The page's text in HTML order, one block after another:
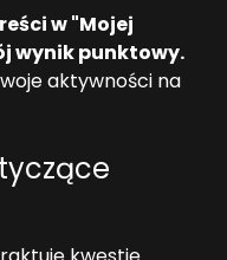
w "Mojej
wynik punktowy.
aktywności na